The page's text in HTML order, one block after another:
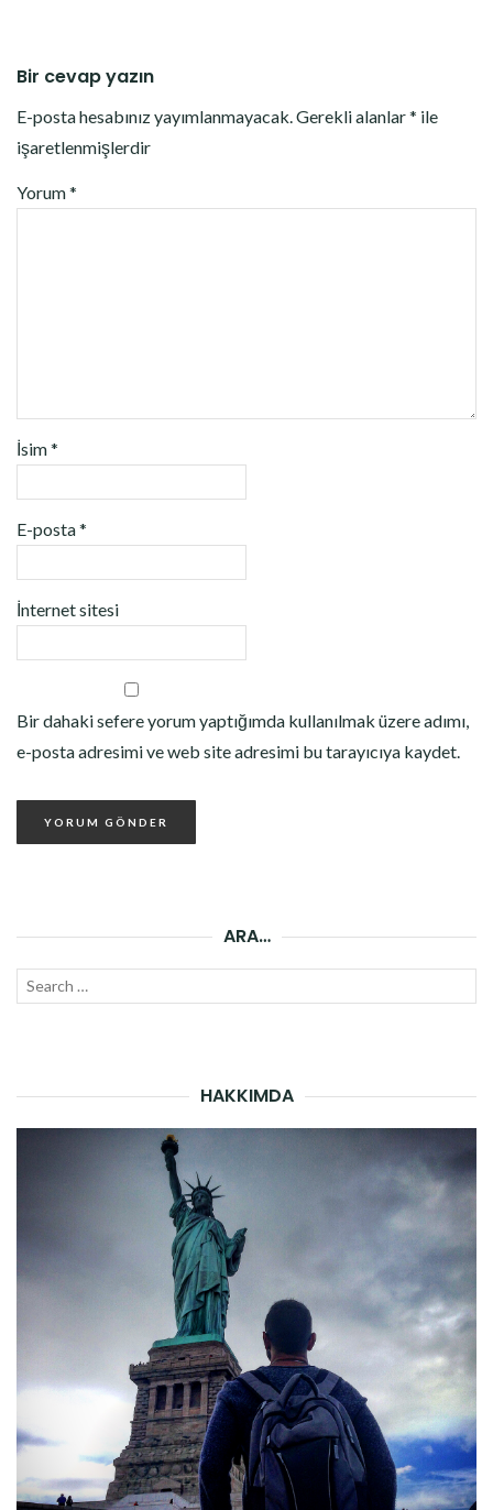
Bir cevap yazın
E-posta hesabınız yayımlanmayacak.Gerekli alanlar* ile
işaretlenmişlerdir
Yorum*
İsim*
E-posta*
İnternet sitesi
Bir dahaki sefere yorum yaptığımda kullanılmak üzere adımı,
e-posta adresimi ve web site adresimi bu tarayıcıya kaydet.
ARA…
Search
HAKKIMDA